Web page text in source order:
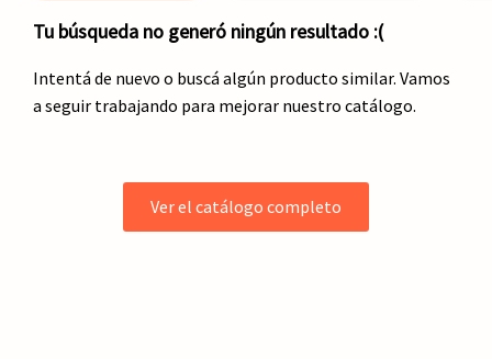
Tu búsqueda no generó ningún resultado :(
Intentá de nuevo o buscá algún producto similar. Vamos
a seguir trabajando para mejorar nuestro catálogo.
Ver el catálogo completo